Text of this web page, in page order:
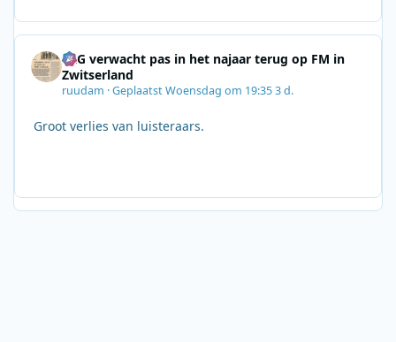
SRG verwacht pas in het najaar terug op FM in
Zwitserland
ruudam ·GeplaatstWoensdag om 19:353 d.
Groot verlies van luisteraars.